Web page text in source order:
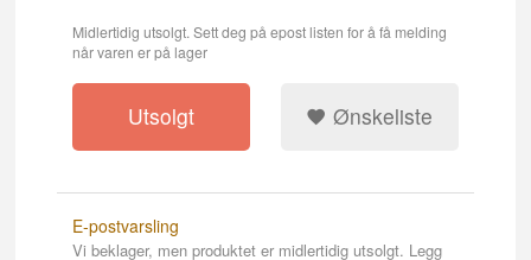
Midlertidig utsolgt. Sett deg på epost listen for å få melding
når varen er på lager
Utsolgt Ønskeliste
E-postvarsling
Vi beklager, men produktet er midlertidig utsolgt. Legg